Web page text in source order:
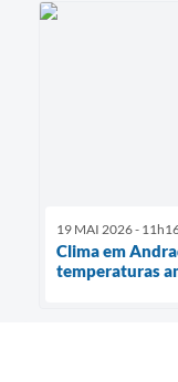
19 MAI 2026 -
Clima em
temperaturas